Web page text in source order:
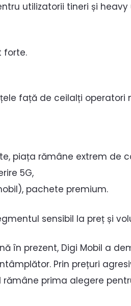
utilizatorii tineri și heavy
forte.
față de ceilalți operatori
piața rămâne extrem de
5G,
pachete premium.
sensibil la preț și
în prezent, Digi Mobil a
Prin prețuri
prima alegere